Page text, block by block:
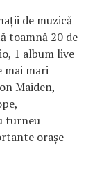
de muzică
toamnă 20 de
1 album live
mai mari
Maiden,
turneu
orașe